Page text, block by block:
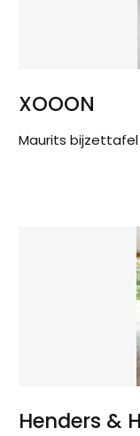
XOOON
Maurits
Henders &